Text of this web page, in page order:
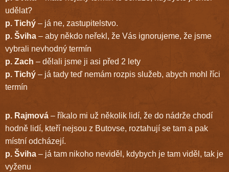
udělat?
p. Tichý – já ne, zastupitelstvo.
p. Šviha – aby někdo neřekl, že Vás ignorujeme, že jsme
vybrali nevhodný termín
p. Zach – dělali jsme ji asi před 2 lety
p. Tichý – já tady teď nemám rozpis služeb, abych mohl říci
termín
p. Rajmová – říkalo mi už několik lidí, že do nádrže chodí
hodně lidí, kteří nejsou z Butovse, roztahují se tam a pak
místní odcházejí.
p. Šviha – já tam nikoho neviděl, kdybych je tam viděl, tak je
vyženu